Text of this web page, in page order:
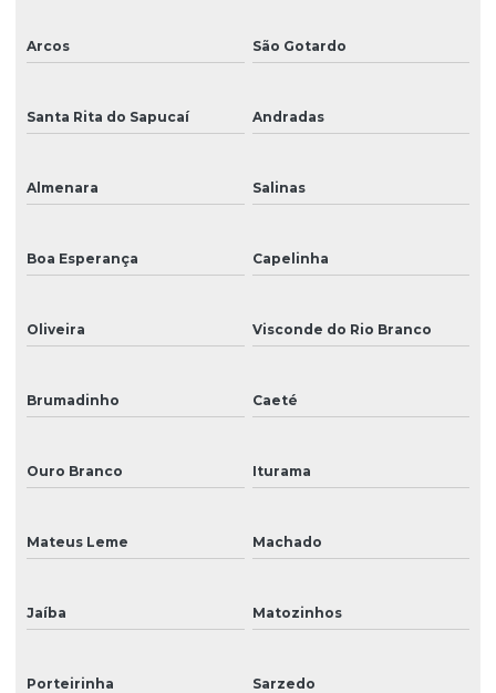
Arcos São Gotardo
Santa Rita do Sapucaí Andradas
Almenara Salinas
Boa Esperança Capelinha
Oliveira Visconde do Rio Branco
Brumadinho Caeté
Ouro Branco Iturama
Mateus Leme Machado
Jaíba Matozinhos
Porteirinha Sarzedo